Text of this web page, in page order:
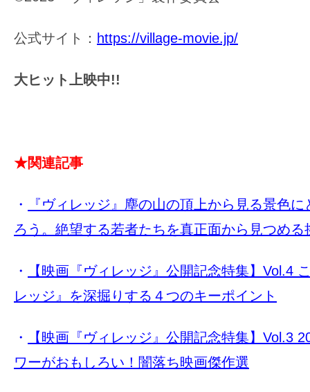
公式サイト： https://village-movie.jp/
大ヒット上映中!!
★関連記事
・
『ヴィレッジ』塵の山の頂上から見る景色
ろう。絶望する若者たちを真正面から見つめる
・
【映画『ヴィレッジ』公開記念特集】Vol.4
レッジ』を深掘りする４つのキーポイント
・
【映画『ヴィレッジ』公開記念特集】Vol.3
ワーがおもしろい！闇落ち映画傑作選